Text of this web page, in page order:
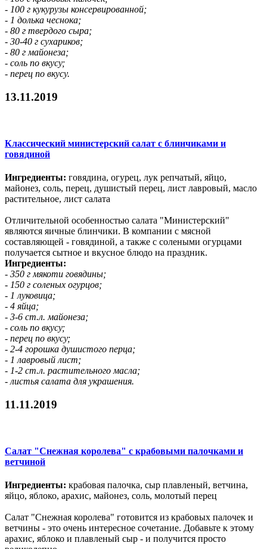
- 100 г кукурузы консервированной;
- 1 долька чеснока;
- 80 г твердого сыра;
- 30-40 г сухариков;
- 80 г майонеза;
- соль по вкусу;
- перец по вкусу.
13.11.2019
Классический министерский салат с блинчиками и
говядиной
Ингредиенты: говядина, огурец, лук репчатый, яйцо,
майонез, соль, перец, душистый перец, лист лавровый, масло
растительное, лист салата
Отличительной особенностью салата "Министерский"
являются яичные блинчики. В компании с мясной
составляющей - говядиной, а также с солеными огурцами
получается сытное и вкусное блюдо на праздник.
Ингредиенты:
- 350 г мякоти говядины;
- 150 г соленых огурцов;
- 1 луковица;
- 4 яйца;
- 3-6 ст.л. майонеза;
- соль по вкусу;
- перец по вкусу;
- 2-4 горошка душистого перца;
- 1 лавровый лист;
- 1-2 ст.л. растительного масла;
- листья салата для украшения.
11.11.2019
Салат "Снежная королева" с крабовыми палочками и
ветчиной
Ингредиенты: крабовая палочка, сыр плавленый, ветчина,
яйцо, яблоко, арахис, майонез, соль, молотый перец
Салат "Снежная королева" готовится из крабовых палочек и
ветчины - это очень интересное сочетание. Добавьте к этому
арахис, яблоко и плавленый сыр - и получится просто